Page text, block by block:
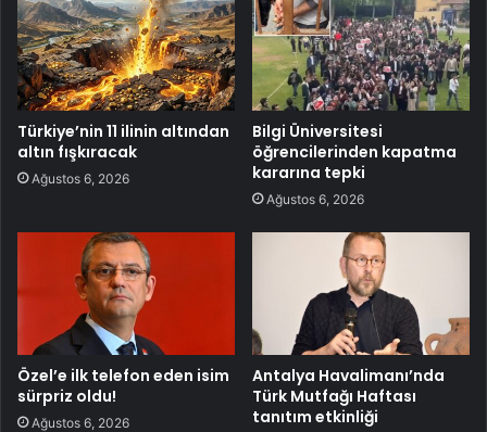
Türkiye’nin 11 ilinin altından
altın fışkıracak
Ağustos 6, 2026
Bilgi Üniversitesi
öğrencilerinden kapatma
kararına tepki
Ağustos 6, 2026
Özel’e ilk telefon eden isim
sürpriz oldu!
Ağustos 6, 2026
Antalya Havalimanı’nda
Türk Mutfağı Haftası
tanıtım etkinliği